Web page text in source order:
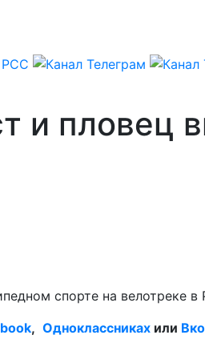
и пловец
спорте на велотреке
, Одноклассниках или